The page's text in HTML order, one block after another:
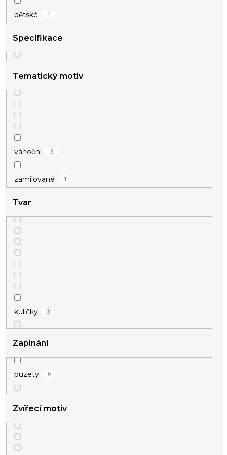
zlatá
žlutá 7
dětské 1
Specifikace
Tematický motiv
vánoční 3
zamilované 1
Tvar
kuličky 3
perly 3
srdce
Zapínání
puzety 6
Zvířecí motiv